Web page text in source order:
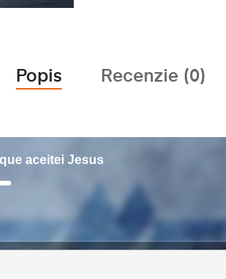
Popis Recenzie (0)
aceitei Jesus